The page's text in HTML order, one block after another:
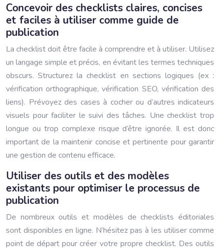
Concevoir des checklists claires, concises
et faciles à utiliser comme guide de
publication
La checklist doit être facile à comprendre et à utiliser. Utilisez
un langage simple et précis, en évitant les termes techniques
obscurs. Structurez la checklist en sections logiques (ex :
vérification orthographique, vérification SEO, vérification des
liens). Prévoyez des cases à cocher ou d’autres indicateurs
visuels pour faciliter le suivi des tâches. Une checklist trop
longue ou trop complexe risque d’être ignorée. Il est donc
important de la maintenir concise et pertinente pour garantir
une gestion de contenu efficace.
Utiliser des outils et des modèles
existants pour optimiser le processus de
publication
De nombreux outils et modèles de checklists éditoriales
sont disponibles en ligne. N’hésitez pas à les utiliser comme
point de départ pour créer votre propre checklist. Des outils